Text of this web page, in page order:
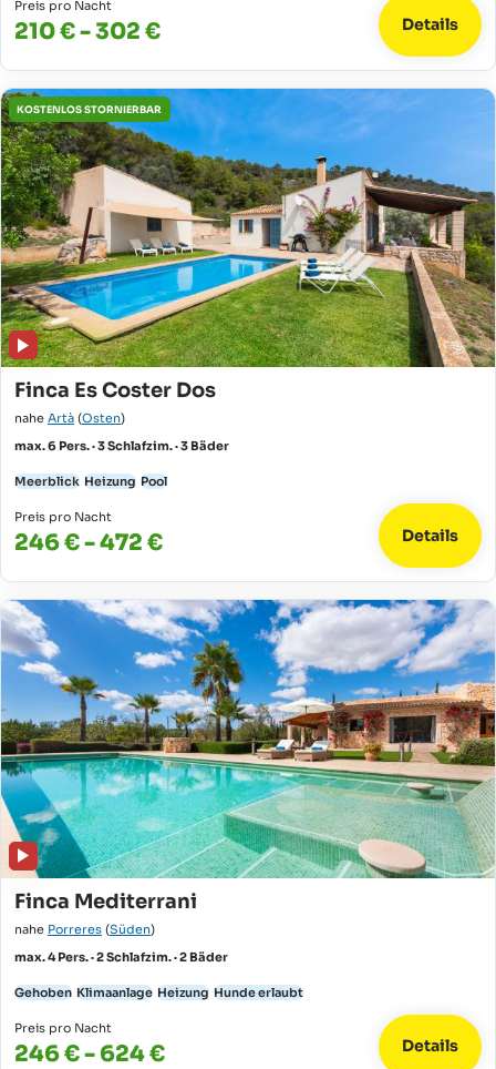
Preis pro Nacht
210 € - 302 € Details
KOSTENLOS STORNIERBAR
Finca Es Coster Dos
nahe Artà (Osten)
max. 6 Pers. · 3 Schlafzim. · 3 Bäder
Meerblick Heizung Pool
Preis pro Nacht
246 € - 472 € Details
Finca Mediterrani
nahe Porreres (Süden)
max. 4 Pers. · 2 Schlafzim. · 2 Bäder
Gehoben Klimaanlage Heizung Hunde erlaubt
Preis pro Nacht
246 € - 624 € Details